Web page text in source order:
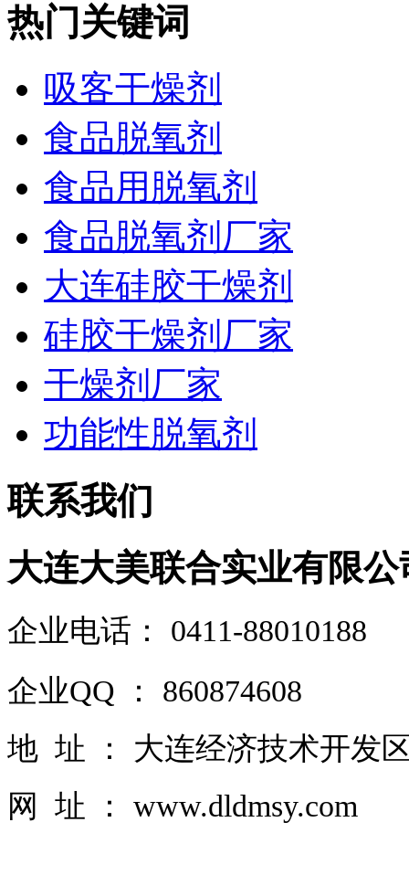
热门关键词
吸客干燥剂
食品脱氧剂
食品用脱氧剂
食品脱氧剂厂家
大连硅胶干燥剂
硅胶干燥剂厂家
干燥剂厂家
功能性脱氧剂
联系我们
大连大美联合实业有限公
企业电话 ：
0411-88010188
企业QQ ： 860874608
地 址 ： 大连经济技术开发
网 址 ： www.dldmsy.com